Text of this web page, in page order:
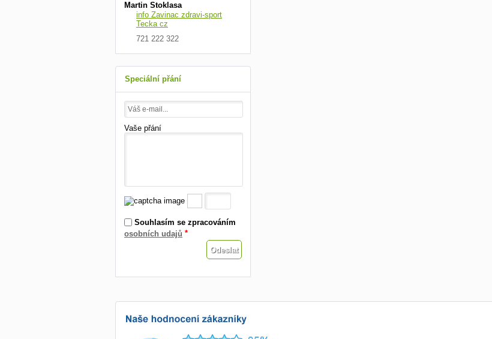
Martin Stoklasa
info Zavinac zdravi-sport
Tecka cz
721 222 322
Speciální přání
Vaše přání
Souhlasím se zpracováním
osobních udajů *